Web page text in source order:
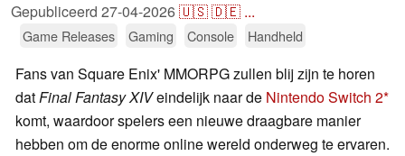
Gepubliceerd 27-04-2026🇺🇸🇩🇪 ...
Game Releases Gaming Console Handheld
Fans van Square Enix' MMORPG zullen blij zijn te horen
datFinal Fantasy XIVeindelijk naar de Nintendo Switch 2
komt, waardoor spelers een nieuwe draagbare manier
hebben om de enorme online wereld onderweg te ervaren.